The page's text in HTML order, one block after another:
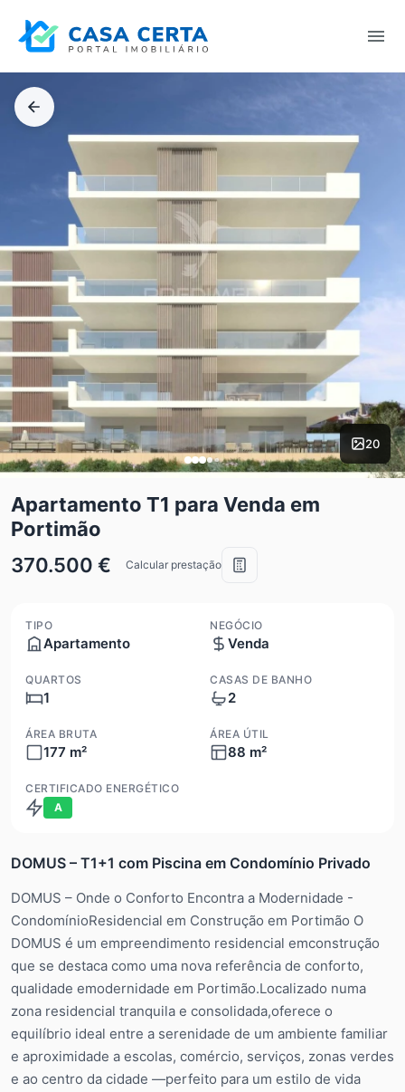
20
Apartamento T1 para Venda em
Portimão
370.500 €
Calcular prestação
TIPO
Apartamento
NEGÓCIO
Venda
QUARTOS
1
CASAS DE BANHO
2
ÁREA BRUTA
177 m²
ÁREA ÚTIL
88 m²
CERTIFICADO ENERGÉTICO
A
DOMUS – T1+1 com Piscina em Condomínio Privado
DOMUS – Onde o Conforto Encontra a Modernidade -
CondomínioResidencial em Construção em Portimão O
DOMUS é um empreendimento residencial emconstrução
que se destaca como uma nova referência de conforto,
qualidade emodernidade em Portimão.Localizado numa
zona residencial tranquila e consolidada,oferece o
equilíbrio ideal entre a serenidade de um ambiente familiar
e aproximidade a escolas, comércio, serviços, zonas verdes
e ao centro da cidade —perfeito para um estilo de vida